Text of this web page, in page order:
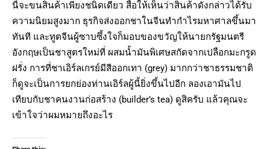
นี้จะขนสินค้าเพียงชนิดเดียว สื่อให้เห็นว่าสินค้าดังกล่าวได้รับ
ความนิยมสูงมาก ธุรกิจส่งออกชาในจีนทำกำไรมหาศาลขึ้นมา
ทันที และทูตจีนผู้ซาบซึ้งใจก็มอบของขวัญให้นายกรัฐมนตรี
อังกฤษเป็นชาสูตรใหม่ที่ ผสมน้ำมันพิเศษสกัดจากเปลือกมะกรูด
ฝรั่ง การที่ชาเอิร์ลเกรย์มีสีออกเทา (grey) มากกว่าชาธรรมชาติ
ก็ดูจะเป็นการยกย่องท่านเอิร์ลผู้นี้ยิ่งขึ้นไปอีก ลองเอามันไป
เทียบกับชาคนงานก่อสร้าง (builder’s tea) ดูสิครับ แล้วคุณจะ
เข้าใจว่าผมหมายถึงอะไร